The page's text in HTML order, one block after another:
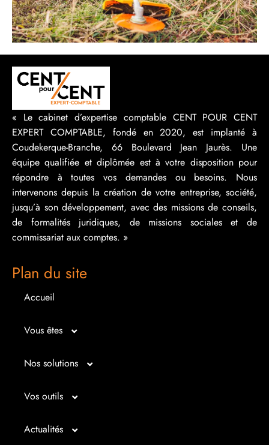
« Le cabinet d’expertise comptable CENT POUR CENT
EXPERT COMPTABLE, fondé en 2020, est implanté à
Coudekerque-Branche, 66 Boulevard Jean Jaurès. Une
équipe qualifiée et diplômée est à votre disposition pour
répondre à toutes vos demandes ou besoins. Nous
intervenons depuis la création de votre entreprise, société,
jusqu’à son développement, avec des missions de conseils,
de formalités juridiques, de missions sociales et de
commissariat aux comptes. »
Plan du site
Accueil
Vous êtes
Micro entrepreneur
Créateur d’entreprise
Repreneur d’entreprise
Nos solutions
Entrepreunariat
Gestion
Vos outils
Bilan imagé
Actualités